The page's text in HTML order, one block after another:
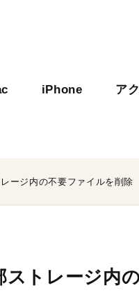
iPhone ア
ージ内の不要ファイルを削除
ストレージ内